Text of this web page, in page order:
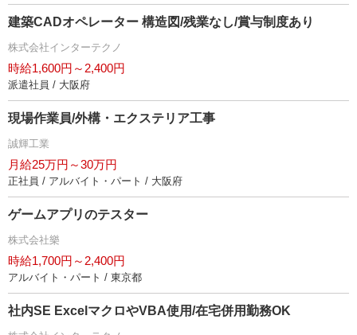
建築CADオペレーター 構造図/残業なし/賞与制度あり
株式会社インターテクノ
時給1,600円～2,400円
派遣社員 / 大阪府
現場作業員/外構・エクステリア工事
誠輝工業
月給25万円～30万円
正社員 / アルバイト・パート / 大阪府
ゲームアプリのテスター
株式会社樂
時給1,700円～2,400円
アルバイト・パート / 東京都
社内SE ExcelマクロやVBA使用/在宅併用勤務OK